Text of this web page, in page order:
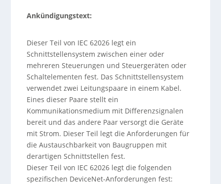
Ankündigungstext:
Dieser Teil von IEC 62026 legt ein
Schnittstellensystem zwischen einer oder
mehreren Steuerungen und Steuergeräten oder
Schaltelementen fest. Das Schnittstellensystem
verwendet zwei Leitungspaare in einem Kabel.
Eines dieser Paare stellt ein
Kommunikationsmedium mit Differenzsignalen
bereit und das andere Paar versorgt die Geräte
mit Strom. Dieser Teil legt die Anforderungen für
die Austauschbarkeit von Baugruppen mit
derartigen Schnittstellen fest.
Dieser Teil von IEC 62026 legt die folgenden
spezifischen DeviceNet-Anforderungen fest: